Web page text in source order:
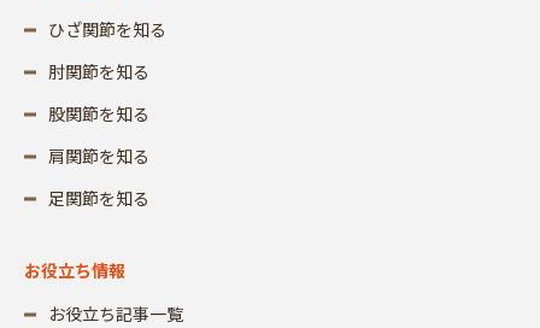
ひざ関節を知る
肘関節を知る
股関節を知る
肩関節を知る
足関節を知る
お役立ち情報
お役立ち記事一覧